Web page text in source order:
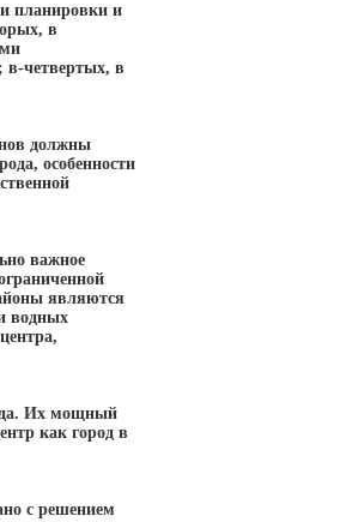
планировки и
в
в-четвертых, в
должны
особенности
важное
являются
водных
Их мощный
как город в
с решением